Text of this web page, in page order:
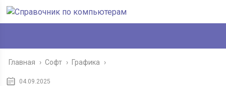
Главная › Софт › Графика ›
04.09.2025